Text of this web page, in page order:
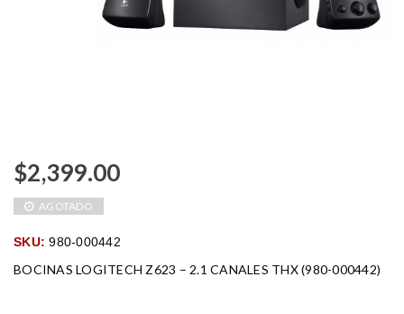
$2,399.00
AGOTADO
SKU:980-000442
BOCINAS LOGITECH Z623 – 2.1 CANALES THX (980-000442)